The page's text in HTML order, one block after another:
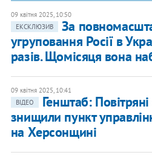
09 квітня 2025, 10:50
ЕКСКЛЮЗИВ
За
угруповання Росії в
разів. Щомісяця вона
09 квітня 2025, 10:41
ВІДЕО
Генштаб:
знищили пункт
на Херсонщині